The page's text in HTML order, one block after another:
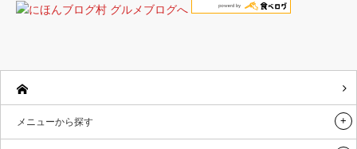
メニューから探す